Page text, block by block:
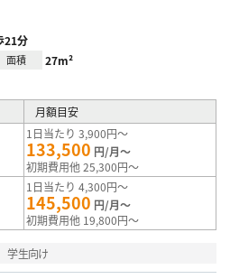
21分
面積 27m²
月額目安
1日当たり 3,900円～
133,500 円/月～
初期費用他 25,300円～
1日当たり 4,300円～
145,500 円/月～
初期費用他 19,800円～
学生向け